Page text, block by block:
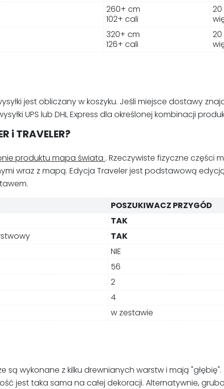
260+ cm
102+ cali
320+ cm
126+ cali
jest obliczany w koszyku. Jeśli miejsce dostawy
UPS lub DHL Express dla określonej kombinacji
i TRAVELER?
produktu mapa świata . Rzeczywiste fizyczne części
wraz z mapą. Edycja Traveler jest podstawową
POSZUKIWACZ PRZYGÓD
TAK
TAK
NIE
56
2
4
w zestawie
wykonane z kilku drewnianych warstw i mają
jest taka sama na całej dekoracji. Alternatywnie,